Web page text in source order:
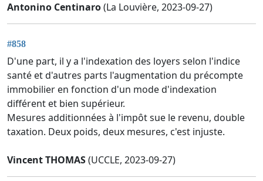
Antonino Centinaro(La Louvière, 2023-09-27)
#858
D'une part, il y a l'indexation des loyers selon l'indice
santé et d'autres parts l'augmentation du précompte
immobilier en fonction d'un mode d'indexation
différent et bien supérieur.
Mesures additionnées à l'impôt sue le revenu, double
taxation. Deux poids, deux mesures, c'est injuste.
Vincent THOMAS(UCCLE, 2023-09-27)